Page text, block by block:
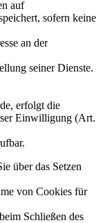
auf
sofern keine
an der
seiner Dienste.
erfolgt die
Einwilligung (Art.
über das Setzen
von Cookies für
Schließen des